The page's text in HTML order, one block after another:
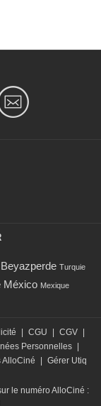
Beyazperde Turquie
México Mexique
CGU CGV
Personnelles
AlloCiné
Gérer Utiq
le numéro AlloCiné :